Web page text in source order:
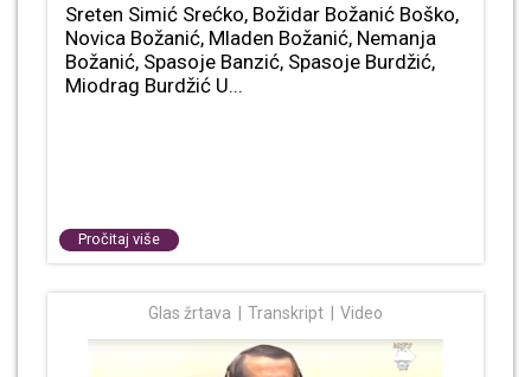
Sreten Simić Srećko, Božidar Božanić Boško,
Novica Božanić, Mladen Božanić, Nemanja
Božanić, Spasoje Banzić, Spasoje Burdžić,
Miodrag Burdžić U...
Pročitaj više
Glas žrtava Transkript Video